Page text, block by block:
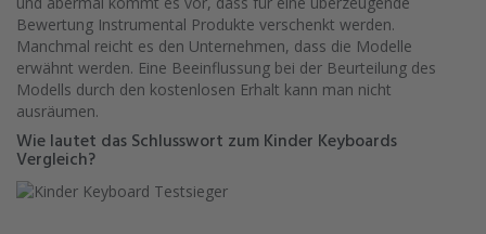
Bewertung Instrumental Produkte verschenkt werden.
Manchmal reicht es den Unternehmen, dass die Modelle
erwähnt werden. Eine Beeinflussung bei der Beurteilung des
Modells durch den kostenlosen Erhalt kann man nicht
ausräumen.
Wie lautet das Schlusswort zum Kinder Keyboards
Vergleich?